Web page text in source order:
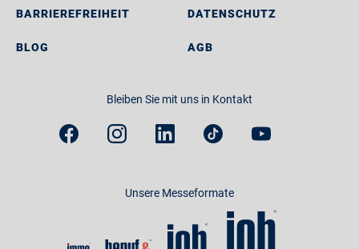
BARRIEREFREIHEIT
BLOG
DATENSCHUTZ
AGB
Bleiben Sie mit uns in Kontakt
Unsere Messeformate